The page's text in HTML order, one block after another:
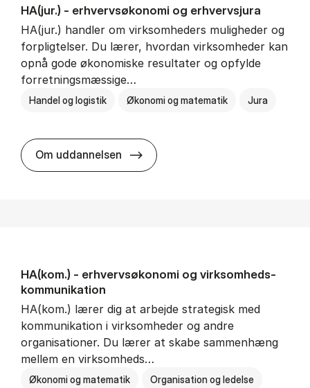
HA(jur.) - erhvervs­økonomi og erhvervs­jura
HA(jur.) handler om virksomheders muligheder og
forpligtelser. Du lærer, hvordan virksomheder kan
opnå gode økonomiske resultater og opfylde
forretningsmæssige…
Handel og logistik Økonomi og matematik Jura
Om uddannelsen HA(jur.) - erhvervs­økonomi og
HA(kom.) - erhvervs­økonomi og virksomheds­
kommunikation
HA(kom.) lærer dig at arbejde strategisk med
kommunikation i virksomheder og andre
organisationer. Du lærer at skabe sammenhæng
mellem en virksomheds…
Økonomi og matematik Organisation og ledelse